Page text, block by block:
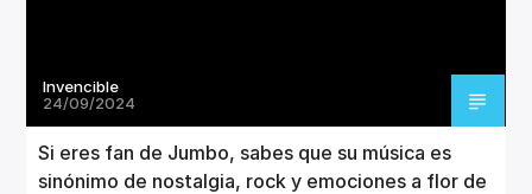
Invencible
24/09/2024
Si eres fan de Jumbo, sabes que su música es
sinónimo de nostalgia, rock y emociones a flor de